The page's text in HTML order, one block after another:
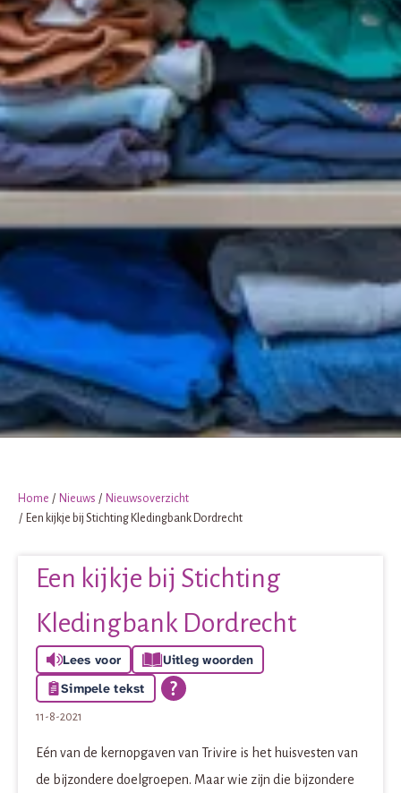
Home Nieuws
Nieuwsoverzicht
Een kijkje bij Stichting Kledingbank Dordrecht
Een kijkje bij Stichting
Kledingbank Dordrecht
Lees voor
Uitleg woorden
Simpele tekst
11-8-2021
Eén van de kernopgaven van Trivire is het huisvesten van
de bijzondere doelgroepen. Maar wie zijn die bijzondere